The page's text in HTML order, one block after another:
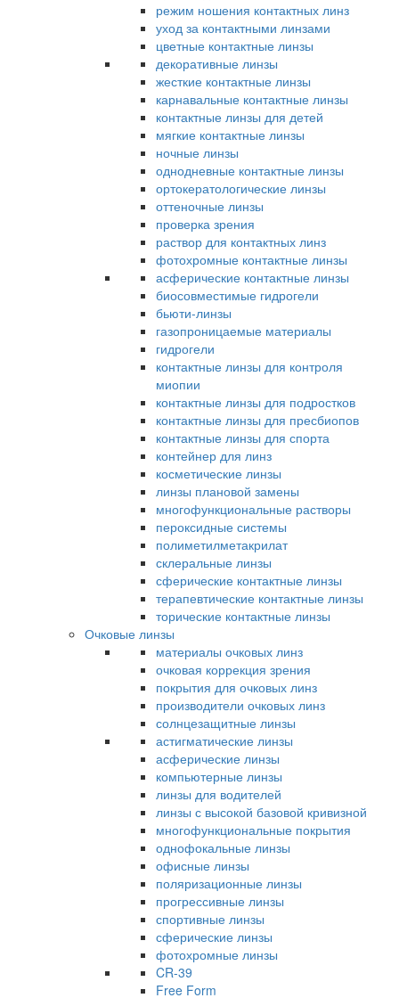
режим ношения контактных линз
уход за контактными линзами
цветные контактные линзы
декоративные линзы
жесткие контактные линзы
карнавальные контактные линзы
контактные линзы для детей
мягкие контактные линзы
ночные линзы
однодневные контактные линзы
ортокератологические линзы
оттеночные линзы
проверка зрения
раствор для контактных линз
фотохромные контактные линзы
асферические контактные линзы
биосовместимые гидрогели
бьюти-линзы
газопроницаемые материалы
гидрогели
контактные линзы для контроля
миопии
контактные линзы для подростков
контактные линзы для пресбиопов
контактные линзы для спорта
контейнер для линз
косметические линзы
линзы плановой замены
многофункциональные растворы
пероксидные системы
полиметилметакрилат
склеральные линзы
сферические контактные линзы
терапевтические контактные линзы
торические контактные линзы
Очковые линзы
материалы очковых линз
очковая коррекция зрения
покрытия для очковых линз
производители очковых линз
солнцезащитные линзы
астигматические линзы
асферические линзы
компьютерные линзы
линзы для водителей
линзы с высокой базовой кривизной
многофункциональные покрытия
однофокальные линзы
офисные линзы
поляризационные линзы
прогрессивные линзы
спортивные линзы
сферические линзы
фотохромные линзы
CR-39
Free Form